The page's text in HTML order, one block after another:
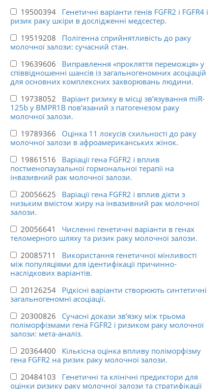
19500394 Генетичні варіанти генів FGFR2 і FGFR4 і
ризик раку шкіри в дослідженні медсестер.
19519208 Полігенна сприйнятливість до раку
молочної залози: сучасний стан.
19639606 Виправлення «прокляття переможця» у
співвідношенні шансів із загальногеномних асоціацій
для основних комплексних захворювань людини.
19738052 Варіант ризику в місці зв’язування miR-
125b у BMPR1B пов’язаний з патогенезом раку
молочної залози.
19789366 Оцінка 11 локусів схильності до раку
молочної залози в афроамериканських жінок.
19861516 Варіації гена FGFR2 і вплив
постменопаузальної гормональної терапії на
інвазивний рак молочної залози.
20056625 Варіації гена FGFR2 і вплив дієти з
низьким вмістом жиру на інвазивний рак молочної
залози.
20056641 Численні генетичні варіанти в генах
теломерного шляху та ризик раку молочної залози.
20085711 Використання генетичної мінливості
між популяціями для ідентифікації причинно-
наслідкових варіантів.
20126254 Рідкісні варіанти створюють синтетичні
загальногеномні асоціації.
20300826 Сучасні докази зв’язку між трьома
поліморфізмами гена FGFR2 і ризиком раку молочної
залози: мета-аналіз.
20364400 Кількісна оцінка впливу поліморфізму
гена FGFR2 на ризик раку молочної залози.
20484103 Генетичні та клінічні предиктори для
оцінки ризику раку молочної залози та стратифікації